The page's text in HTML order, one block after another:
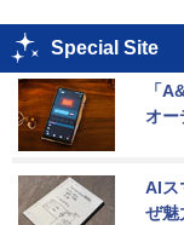
Special Site
「
オー
AIス
ぜ魅